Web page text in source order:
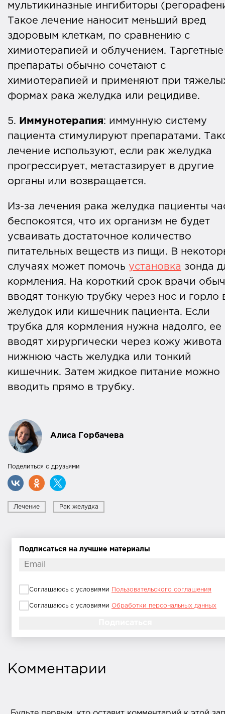
мультикиназные ингибиторы
Такое лечение наносит меньший вред
здоровым клеткам, по сравнению с
химиотерапией и облучением. Таргетные
препараты обычно сочетают с
химиотерапией и применяют при
формах рака желудка или рецидиве.
5. Иммунотерапия: иммунную систему
пациента стимулируют препаратами.
лечение используют, если рак желудка
прогрессирует, метастазирует в другие
органы или возвращается.
Из-за лечения рака желудка пациенты
беспокоятся, что их организм не будет
усваивать достаточное количество
питательных веществ из пищи. В
случаях может помочь установка зонда
кормления. На короткий срок врачи
вводят тонкую трубку через нос и горло
желудок или кишечник пациента. Если
трубка для кормления нужна надолго, ее
вводят хирургически через кожу живота
нижнюю часть желудка или тонкий
кишечник. Затем жидкое питание можно
вводить прямо в трубку.
Алиса Горбачева
Поделиться с друзьями
Лечение Рак желудка
Подписаться на лучшие материалы
Соглашаюсь с условиями Пользовательского соглашения
Соглашаюсь с условиями Обработки персональных данных
Комментарии